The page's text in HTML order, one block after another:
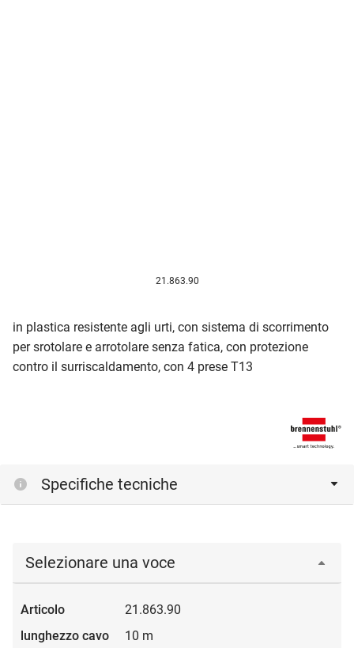
21.863.90
in plastica resistente agli urti, con sistema di scorrimento
per srotolare e arrotolare senza fatica, con protezione
contro il surriscaldamento, con 4 prese T13
Specifiche tecniche
Selezionare una voce
21.863.90
10 m